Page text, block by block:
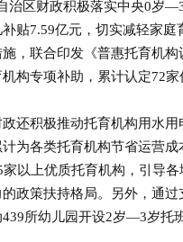
治区财政积极落实中央0岁
贴7.59亿元，切实减轻家
，联合印发《普惠托育机
构专项补助，累计认定72
积极推动托育机构用水用
为各类托育机构节省运营
家以上优质托育机构，引导
政策扶持格局。另外，通
所幼儿园开设2岁—3岁托